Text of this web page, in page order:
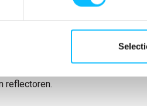
design
de broekspijpen
broekspijpen.
Dijbeenzak
en
kaarthouder.
reflectoren.